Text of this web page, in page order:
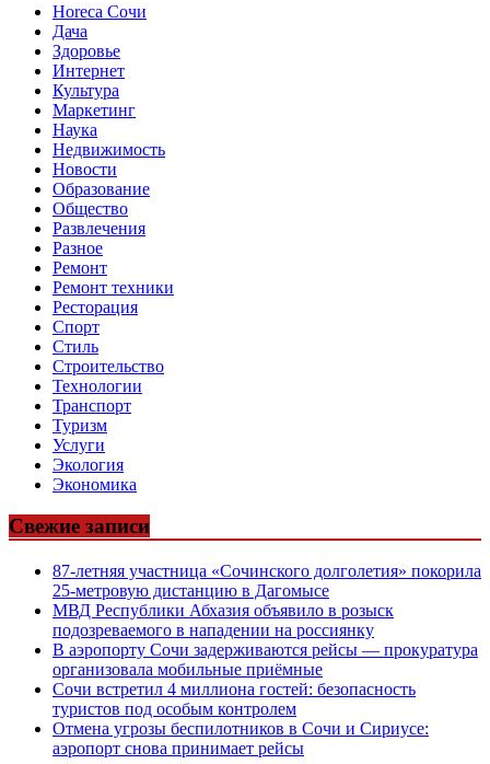
Horeca Сочи
Дача
Здоровье
Интернет
Культура
Маркетинг
Наука
Недвижимость
Новости
Образование
Общество
Развлечения
Разное
Ремонт
Ремонт техники
Ресторация
Спорт
Стиль
Строительство
Технологии
Транспорт
Туризм
Услуги
Экология
Экономика
Свежие записи
87-летняя участница «Сочинского долголетия» покорила
25-метровую дистанцию в Дагомысе
МВД Республики Абхазия объявило в розыск
подозреваемого в нападении на россиянку
В аэропорту Сочи задерживаются рейсы — прокуратура
организовала мобильные приёмные
Сочи встретил 4 миллиона гостей: безопасность
туристов под особым контролем
Отмена угрозы беспилотников в Сочи и Сириусе:
аэропорт снова принимает рейсы